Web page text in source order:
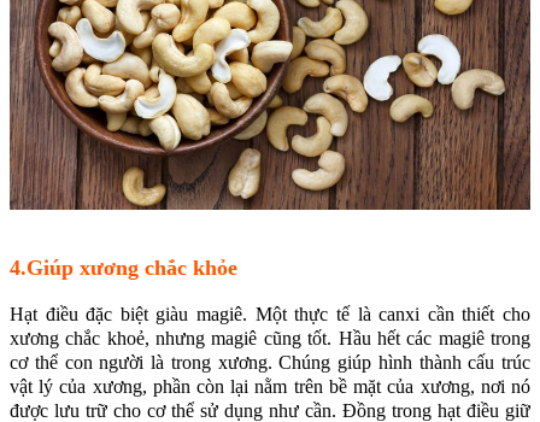
4.Giúp xương chắc khỏe
Hạt điều đặc biệt giàu magiê. Một thực tế là canxi cần thiết cho
xương chắc khoẻ, nhưng magiê cũng tốt. Hầu hết các magiê trong
cơ thể con người là trong xương. Chúng giúp hình thành cấu trúc
vật lý của xương, phần còn lại nằm trên bề mặt của xương, nơi nó
được lưu trữ cho cơ thể sử dụng như cần. Đồng trong hạt điều giữ